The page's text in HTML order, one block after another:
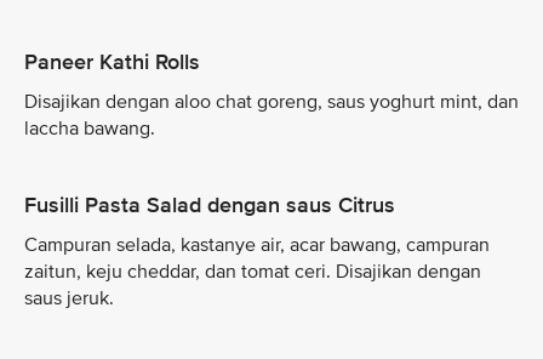
Paneer Kathi Rolls
Disajikan dengan aloo chat goreng, saus yoghurt mint, dan
laccha bawang.
Fusilli Pasta Salad dengan saus Citrus
Campuran selada, kastanye air, acar bawang, campuran
zaitun, keju cheddar, dan tomat ceri. Disajikan dengan
saus jeruk.